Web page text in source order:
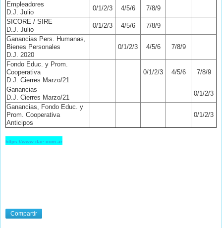
Empleadores
D.J. Julio
0/1/2/3 4/5/6
7/8/9
SICORE / SIRE
D.J. Julio
0/1/2/3 4/5/6
7/8/9
Ganancias Pers. Humanas,
Bienes Personales
D.J. 2020
0/1/2/3 4/5/6 7/8/9
Fondo Educ. y Prom.
Cooperativa
D.J. Cierres Marzo/21
0/1/2/3 4/5/6 7/8/9
Ganancias
D.J. Cierres Marzo/21
0/1/2/3
Ganancias, Fondo Educ. y
Prom. Cooperativa
Anticipos
0/1/2/3
https://www.dae.com.ar
Compartir